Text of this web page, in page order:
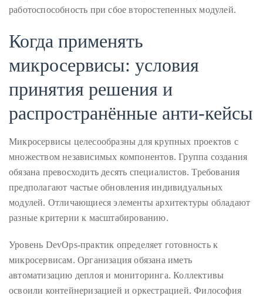
работоспособность при сбое второстепенных модулей.
Когда применять
микросервисы: условия
принятия решения и
распространённые анти‑кейсы
Микросервисы целесообразны для крупных проектов с
множеством независимых компонентов. Группа создания
обязана превосходить десять специалистов. Требования
предполагают частые обновления индивидуальных
модулей. Отличающиеся элементы архитектуры обладают
разные критерии к масштабированию.
Уровень DevOps-практик определяет готовность к
микросервисам. Организация обязана иметь
автоматизацию деплоя и мониторинга. Коллективы
освоили контейнеризацией и оркестрацией. Философия